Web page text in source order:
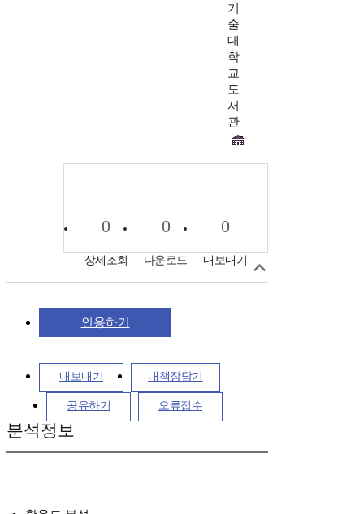
기
술
대
학
교
도
서
관
0
상세조회
0
다운로드
0
내보내기
인용하기
내보내기 내책장담기
공유하기 오류접수
분석정보